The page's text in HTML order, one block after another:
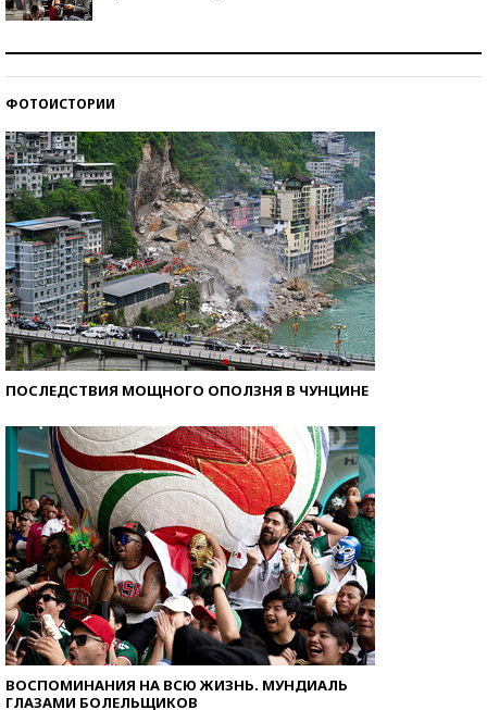
ФОТОИСТОРИИ
ПОСЛЕДСТВИЯ МОЩНОГО ОПОЛЗНЯ В ЧУНЦИНЕ
ВОСПОМИНАНИЯ НА ВСЮ ЖИЗНЬ. МУНДИАЛЬ
ГЛАЗАМИ БОЛЕЛЬЩИКОВ